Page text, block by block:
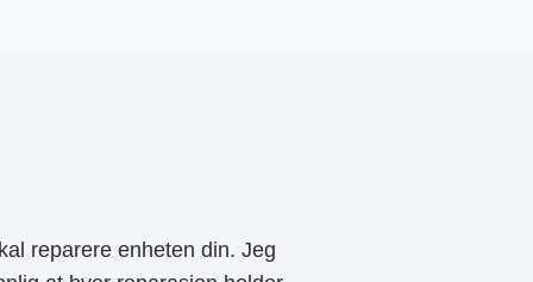
reparere enheten din. Jeg